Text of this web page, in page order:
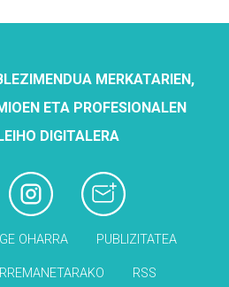
MERKATARIEN,
ETA PROFESIONALEN
DIGITALERA
OHARRA PUBLIZITATEA
RSS